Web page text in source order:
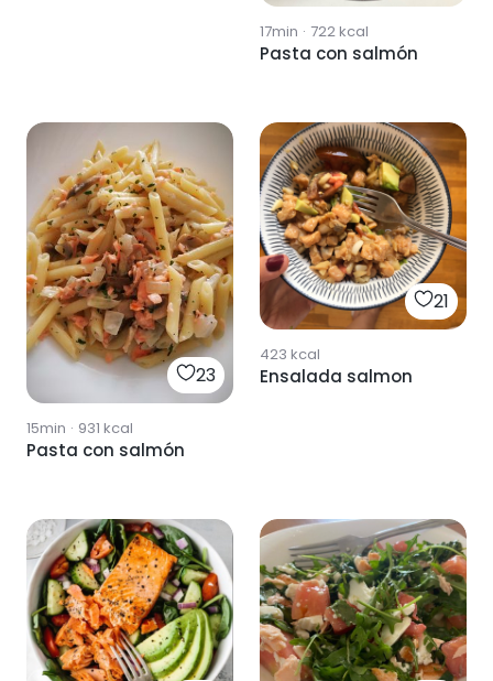
17min · 722kcal
Pasta con salmón
23
15min · 931 kcal
Pasta con salmón
21
423 kcal
Ensalada salmon